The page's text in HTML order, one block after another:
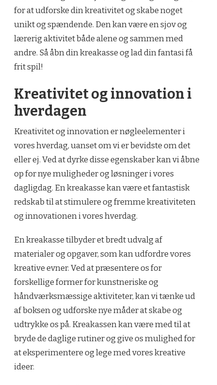
for at udforske din kreativitet og skabe noget
unikt og spændende. Den kan være en sjov og
lærerig aktivitet både alene og sammen med
andre. Så åbn din kreakasse og lad din fantasi få
frit spil!
Kreativitet og innovation i
hverdagen
Kreativitet og innovation er nøgleelementer i
vores hverdag, uanset om vi er bevidste om det
eller ej. Ved at dyrke disse egenskaber kan vi åbne
op for nye muligheder og løsninger i vores
dagligdag. En kreakasse kan være et fantastisk
redskab til at stimulere og fremme kreativiteten
og innovationen i vores hverdag.
En kreakasse tilbyder et bredt udvalg af
materialer og opgaver, som kan udfordre vores
kreative evner. Ved at præsentere os for
forskellige former for kunstneriske og
håndværksmæssige aktiviteter, kan vi tænke ud
af boksen og udforske nye måder at skabe og
udtrykke os på. Kreakassen kan være med til at
bryde de daglige rutiner og give os mulighed for
at eksperimentere og lege med vores kreative
ideer.